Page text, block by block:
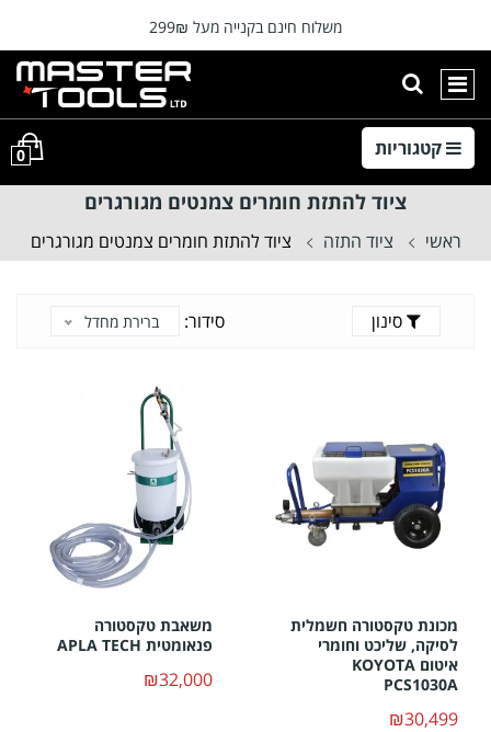
⭐המוצרים מתעדכנים מידי יום ⭐
משלוח חינם בקנייה מעל 299₪
ניווט ראשיהצגת חיפוש
0
ציוד להתזת חומרים צמנטים מגורגרים
ראשי ציוד התזה ציוד להתזת חומרים צמנטים מגורגרים
סינון סידור: ברירת מחדל
מכונת טקסטורה חשמלית
לסיקה, שליכט וחומרי
איטום KOYOTA
PCS1030A
₪30,499
משאבת טקסטורה
פנאומטית APLA TECH
₪32,000